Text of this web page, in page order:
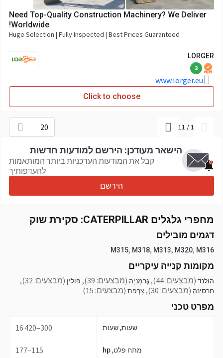
Need Top-Quality Construction Machinery? We Deliver
Worldwide!
Huge Selection | Fully Inspected | Best Prices Guaranteed
LORGER
3
www.lorger.eu
Click to choose
1
/
11
20
הישאר מעודכן: הירשם למודעות חדשות
קבל את המודעות העדכניות ביותר המותאמות
להעדפותיך
הירשם
מחפרי גלגלים CATERPILLAR: סקירת שוק
דגמים מובילים
M315, M318, M313, M320, M316
מקומות קנייה עיקריים
הולנד (מבצעים: 44) ,גֶרמָנִיָה (מבצעים: 39) , פּוֹלִין (מבצעים: 32) ,
חרסינה (מבצעים: 30) , צָרְפַת (מבצעים: 15)
מפרט טכני
שעות, שעות 300–16 420
מתח פלט, hp 115–177